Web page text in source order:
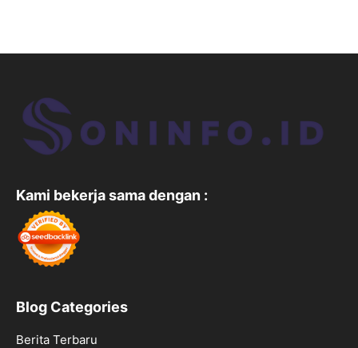
Kami bekerja sama dengan :
Blog Categories
Berita Terbaru